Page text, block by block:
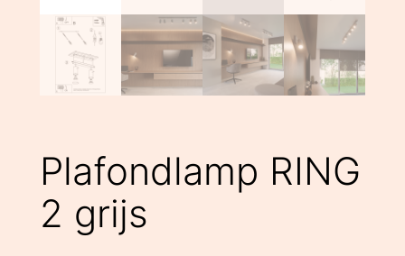
Plafondlamp RING
2 grijs